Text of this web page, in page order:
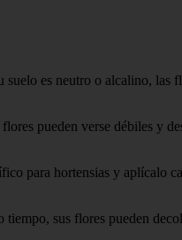
es neutro o alcalino, las
pueden verse débiles y
para hortensias y aplícalo
sus flores pueden